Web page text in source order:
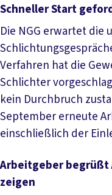
Schneller Start
Die NGG erwartet die
Verfahren hat die
Schlichter
kein Durchbruch
September erneute
einschließlich der
Arbeitgeber begrüßt
zeigen